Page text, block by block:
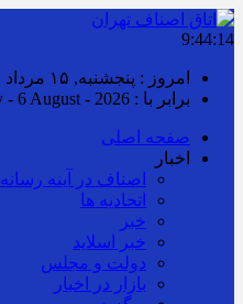
9:44:15
امروز : پنجشنبه, ۱۵ مرداد , ۱۴۰۵
برابر با : Thursday - 6 August - 2026
صفحه اصلی
اخبار
اصناف در آینه رسانه
اتحادیه ها
خبر
خبر اسلايد
دولت و مجلس
بازار در اخبار